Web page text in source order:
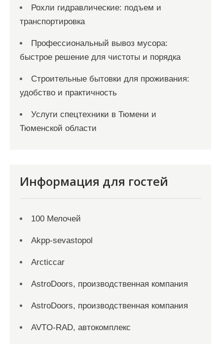
Рохли гидравлические: подъем и
транспортировка
Профессиональный вывоз мусора:
быстрое решение для чистоты и порядка
Строительные бытовки для проживания:
удобство и практичность
Услуги спецтехники в Тюмени и
Тюменской области
Информация для гостей
100 Мелочей
Akpp-sevastopol
Arcticcar
AstroDoors, производственная компания
AstroDoors, производственная компания
AVTO-RAD, автокомплекс